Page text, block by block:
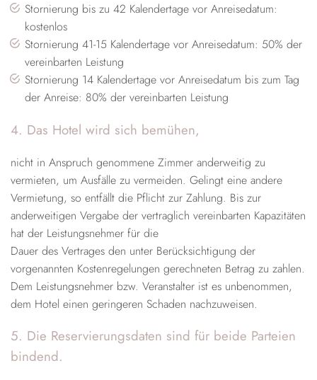
Stornierung bis zu 42 Kalendertage vor Anreisedatum:
kostenlos
Stornierung 41-15 Kalendertage vor Anreisedatum: 50% der
vereinbarten Leistung
Stornierung 14 Kalendertage vor Anreisedatum bis zum Tag
der Anreise: 80% der vereinbarten Leistung
4. Das Hotel wird sich bemühen,
nicht in Anspruch genommene Zimmer anderweitig zu
vermieten, um Ausfälle zu vermeiden. Gelingt eine andere
Vermietung, so entfällt die Pflicht zur Zahlung. Bis zur
anderweitigen Vergabe der vertraglich vereinbarten Kapazitäten
hat der Leistungsnehmer für die
Dauer des Vertrages den unter Berücksichtigung der
vorgenannten Kostenregelungen gerechneten Betrag zu zahlen.
Dem Leistungsnehmer bzw. Veranstalter ist es unbenommen,
dem Hotel einen geringeren Schaden nachzuweisen.
5. Die Reservierungsdaten sind für beide Parteien
bindend.